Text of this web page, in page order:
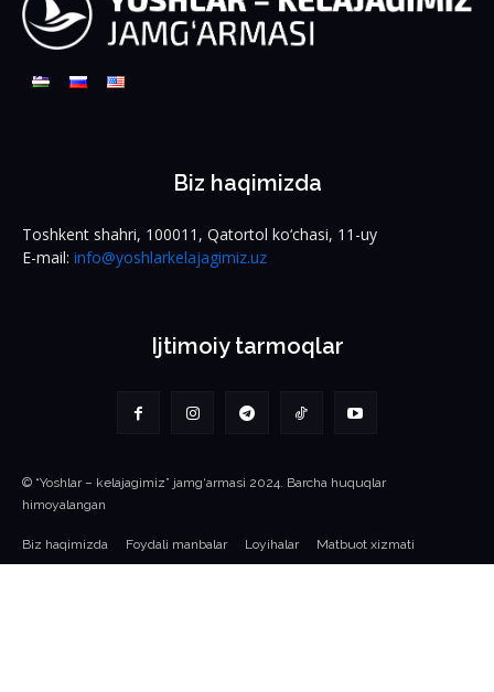
Biz haqimizda
Toshkent shahri, 100011, Qatortol ko‘chasi, 11-uy
E-mail: info@yoshlarkelajagimiz.uz
Ijtimoiy tarmoqlar
© “Yoshlar – kelajagimiz” jamg‘armasi 2024. Barcha huquqlar
himoyalangan
Biz haqimizda Foydali manbalar Loyihalar Matbuot xizmati